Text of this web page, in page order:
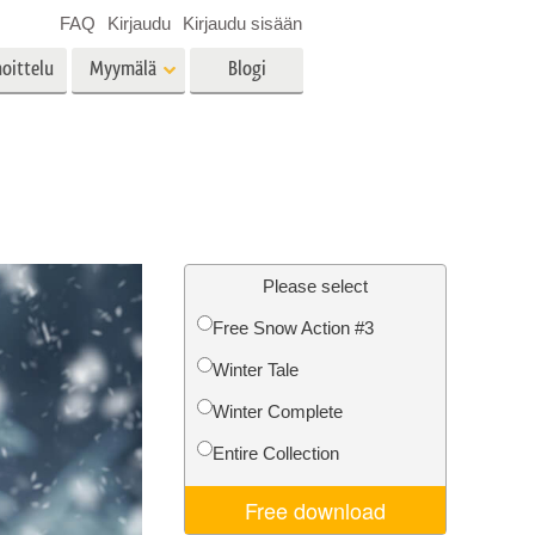
Valokuvan restaurointi
Myymälä
videopeittokuvat
Blogi
FAQ Kirjaudu Kirjaudu sisään
Please select
Free Snow Action #3
Winter Tale
Winter Complete
Entire Collection
Free download